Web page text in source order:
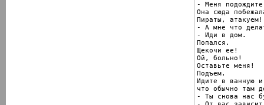
- Меня
Она сюда
Пираты, атакуем!
- А мне что
- Иди в дом.
Попался.
Щекочи ее!
Ой, больно!
Оставьте меня!
Подъем.
Идите в ванную
что обычно там
- Ты снова нас